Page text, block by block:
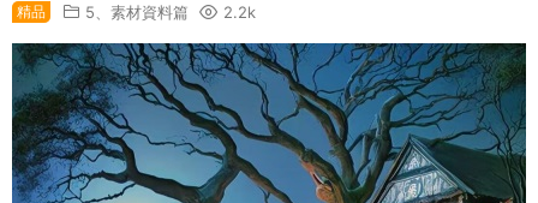
精品 5、素材資料篇 2.2k